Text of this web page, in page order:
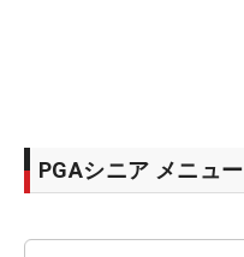
PGAシニア メニュー